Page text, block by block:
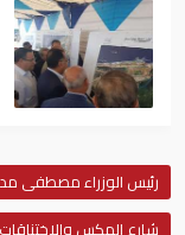
رئيس الوزراء مصطفى
شارع المكس